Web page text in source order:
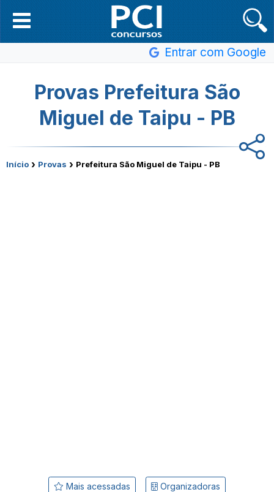
Entrar com Google
Provas Prefeitura São
Miguel de Taipu - PB
Início › Provas › Prefeitura São Miguel de Taipu - PB
Mais acessadas Organizadoras